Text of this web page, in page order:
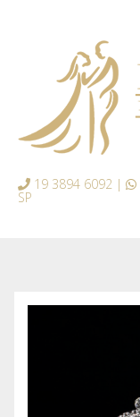
19 3894 6092 |
SP